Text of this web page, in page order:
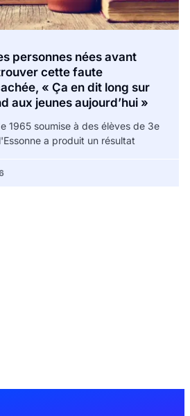
personnes nées avant
cette faute
« Ça en dit long sur
aux jeunes aujourd’hui »
1965 soumise à des élèves de 3e
a produit un résultat